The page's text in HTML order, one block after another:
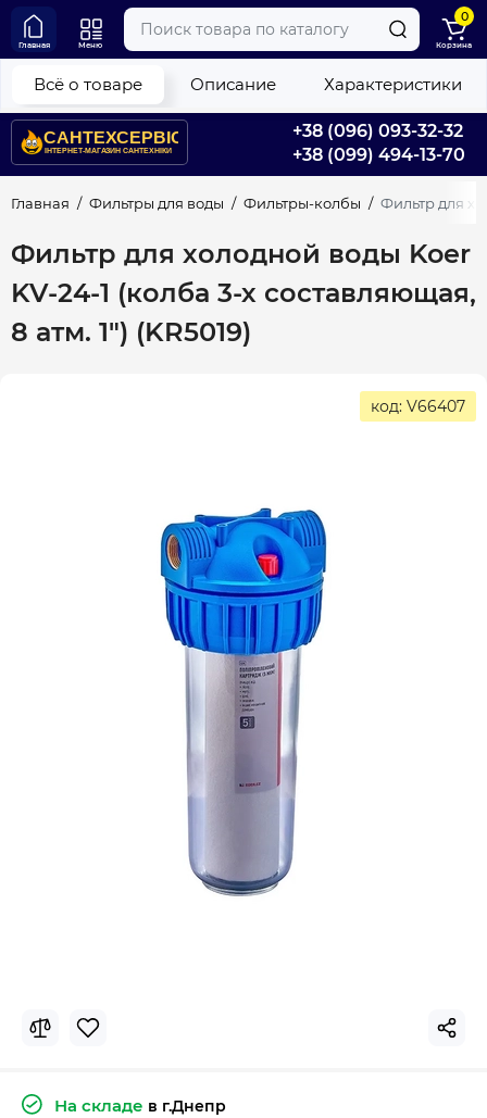
+38 (096) 093-32-32
+38 (099) 494-13-70
Главная Меню
0
Корзина
Главная Фильтры для воды Фильтры-колбы Фильтр для
Фильтр для холодной воды Koer
KV-24-1 (колба 3-х составляющая,
8 атм. 1") (KR5019)
Всё о товаре Описание Характеристики
код: V66407
На складе в г.Днепр